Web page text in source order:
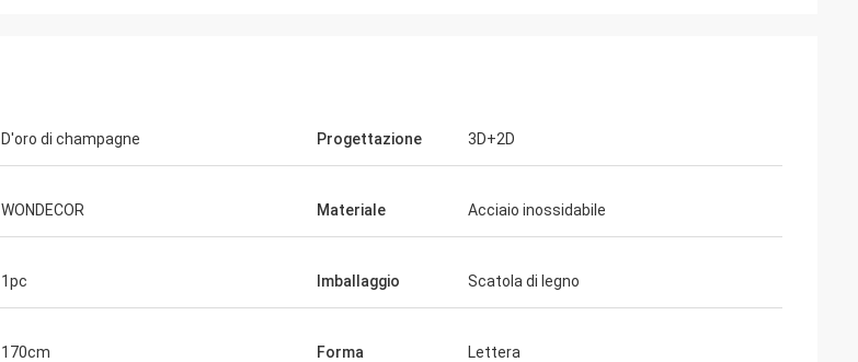
D'oro di champagne Progettazione 3D+2D
WONDECOR Materiale Acciaio inossidabile
1pc Imballaggio Scatola di legno
170cm Forma Lettera